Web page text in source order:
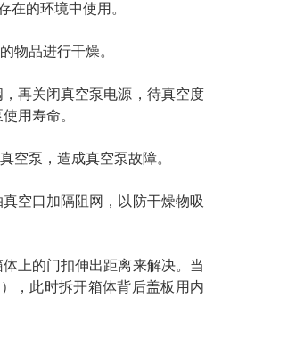
在的环境中使用。
物品进行干燥。
再关闭真空泵电源，待真空度
用寿命。
泵，造成真空泵故障。
空口加隔阻网，以防干燥物吸
上的门扣伸出距离来解决。当
，此时拆开箱体背后盖板用内